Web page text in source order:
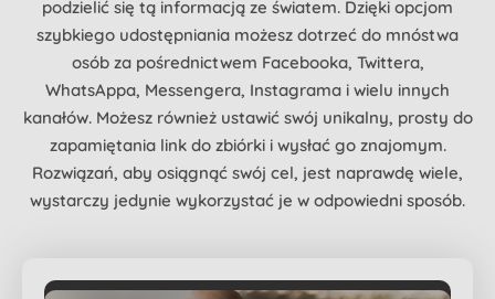
podzielić się tą informacją ze światem. Dzięki opcjom
szybkiego udostępniania możesz dotrzeć do mnóstwa
osób za pośrednictwem Facebooka, Twittera,
WhatsAppa, Messengera, Instagrama i wielu innych
kanałów. Możesz również ustawić swój unikalny, prosty do
zapamiętania link do zbiórki i wysłać go znajomym.
Rozwiązań, aby osiągnąć swój cel, jest naprawdę wiele,
wystarczy jedynie wykorzystać je w odpowiedni sposób.